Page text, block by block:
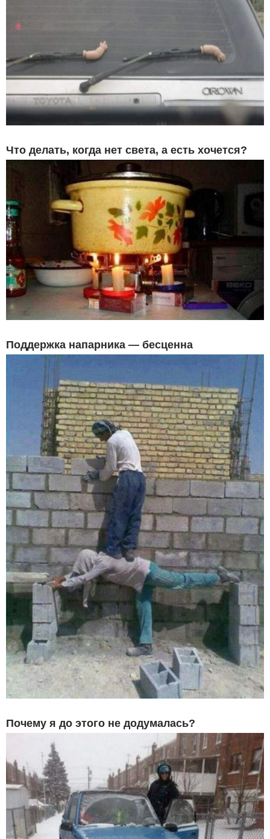
Что делать, когда нет света, а есть хочется?
Поддержка напарника — бесценна
Почему я до этого не додумалась?